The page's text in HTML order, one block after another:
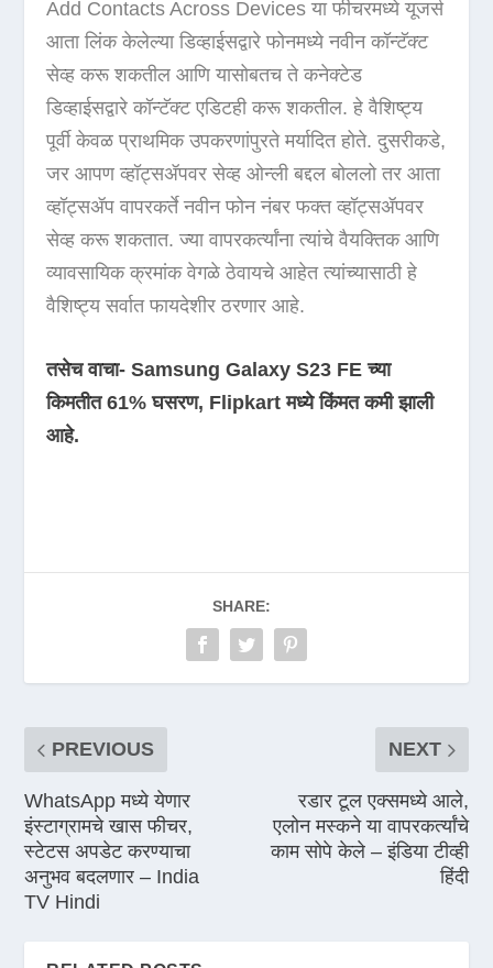
Add Contacts Across Devices या फीचरमध्ये यूजर्स
आता लिंक केलेल्या डिव्हाईसद्वारे फोनमध्ये नवीन कॉन्टॅक्ट
सेव्ह करू शकतील आणि यासोबतच ते कनेक्टेड
डिव्हाईसद्वारे कॉन्टॅक्ट एडिटही करू शकतील. हे वैशिष्ट्य
पूर्वी केवळ प्राथमिक उपकरणांपुरते मर्यादित होते. दुसरीकडे,
जर आपण व्हॉट्सॲपवर सेव्ह ओन्ली बद्दल बोललो तर आता
व्हॉट्सॲप वापरकर्ते नवीन फोन नंबर फक्त व्हॉट्सॲपवर
सेव्ह करू शकतात. ज्या वापरकर्त्यांना त्यांचे वैयक्तिक आणि
व्यावसायिक क्रमांक वेगळे ठेवायचे आहेत त्यांच्यासाठी हे
वैशिष्ट्य सर्वात फायदेशीर ठरणार आहे.
तसेच वाचा- Samsung Galaxy S23 FE च्या
किमतीत 61% घसरण, Flipkart मध्ये किंमत कमी झाली
आहे.
SHARE:
PREVIOUS
WhatsApp मध्ये येणार
इंस्टाग्रामचे खास फीचर,
स्टेटस अपडेट करण्याचा
अनुभव बदलणार – India
TV Hindi
NEXT
रडार टूल एक्समध्ये आले,
एलोन मस्कने या वापरकर्त्यांचे
काम सोपे केले – इंडिया टीव्ही
हिंदी